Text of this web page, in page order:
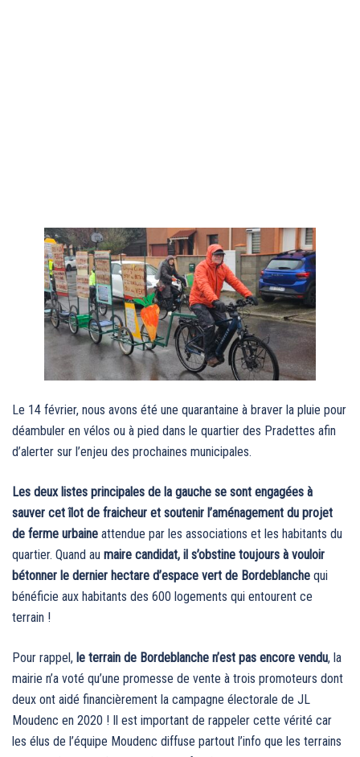
Le 14 février, nous avons été une quarantaine à braver la pluie pour
déambuler en vélos ou à pied dans le quartier des Pradettes afin
d’alerter sur l’enjeu des prochaines municipales.
Les deux listes principales de la gauche se sont engagées à
sauver cet îlot de fraicheur et soutenir l’aménagement du projet
de ferme urbaine attendue par les associations et les habitants du
quartier. Quand au maire candidat, il s’obstine toujours à vouloir
bétonner le dernier hectare d’espace vert de Bordeblanche qui
bénéficie aux habitants des 600 logements qui entourent ce
terrain !
Pour rappel, le terrain de Bordeblanche n’est pas encore vendu, la
mairie n’a voté qu’une promesse de vente à trois promoteurs dont
deux ont aidé financièrement la campagne électorale de JL
Moudenc en 2020 ! Il est important de rappeler cette vérité car
les élus de l’équipe Moudenc diffuse partout l’info que les terrains